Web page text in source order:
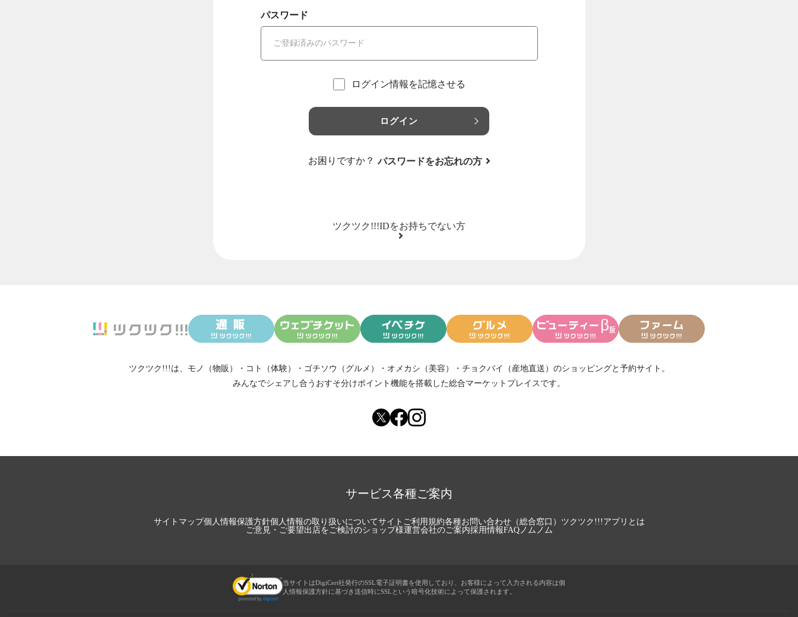
パスワード
ログイン情報を記憶させる
ログイン
お困りですか？ パスワードをお忘れの方
ツクツク!!!IDをお持ちでない方
ツクツク!!!は、 モノ（物販） ・ コト（体験） ・ ゴチソウ（グルメ） ・ オメカシ（美容） ・ チョクバイ（産地直送） のショッピングと予約サイト。
みんなでシェアし合う おすそ分けポイント機能を搭載した総合マーケットプレイスです。
サービス各種ご案内
サイトマップ個人情報保護方針個人情報の取り扱いについてサイトご利用規約各種お問い合わせ（総合窓口） ツクツク!!!アプリとは
ご意見・ご要望出店をご検討のショップ様運営会社のご案内採用情報FAQノムノム
当サイトはDigiCert社発行のSSL電子証明書を使用しており、お客様によって入力される内容は個
人情報保護方針に基づき送信時にSSLという暗号化技術によって保護されます。